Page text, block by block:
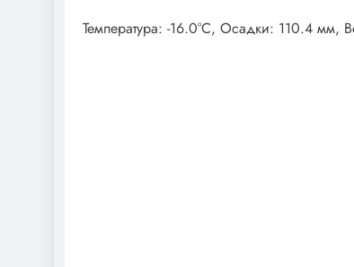
Температура: -16.0°C, Осадки: 110.4 мм,